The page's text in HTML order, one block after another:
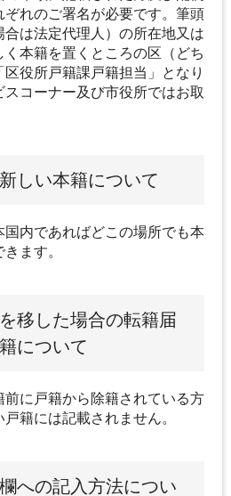
ぞれのご署名が必要です。筆頭
は法定代理人）の所在地又は
本籍を置くところの区（どち
役所戸籍課戸籍担当」となり
スコーナー及び市役所ではお取
しい本籍について
国内であればどこの場所でも本
ます。
移した場合の転籍届
について
前に戸籍から除籍されている方
籍には記載されません。
への記入方法につい